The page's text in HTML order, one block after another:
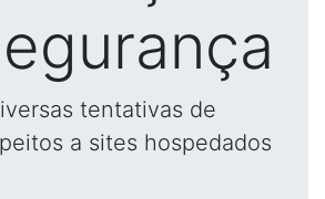
tentativas de
a sites hospedados